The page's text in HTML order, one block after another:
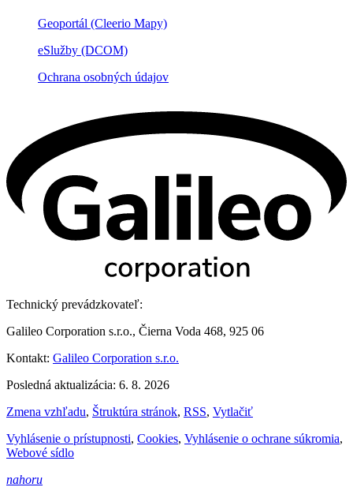
Geoportál (Cleerio Mapy)
eSlužby (DCOM)
Ochrana osobných údajov
Technický prevádzkovateľ:
Galileo Corporation s.r.o., Čierna Voda 468, 925 06
Kontakt: Galileo Corporation s.r.o.
Posledná aktualizácia: 6. 8. 2026
Zmena vzhľadu, Štruktúra stránok, RSS, Vytlačiť
Vyhlásenie o prístupnosti, Cookies, Vyhlásenie o ochrane súkromia,
Webové sídlo
nahoru